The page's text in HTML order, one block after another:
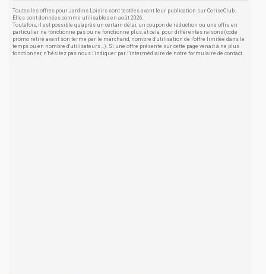
Toutes les offres pour Jardins Loisirs sont testées avant leur publication sur CeriseClub.
Elles sont données comme utilisables en août 2026.
Toutefois, il est possible qu'après un certain délai, un coupon de réduction ou une offre en
particulier ne fonctionne pas ou ne fonctionne plus, et cela, pour différentes raisons (code
promo retiré avant son terme par le marchand, nombre d'utilisation de l'offre limitée dans le
temps ou en nombre d'utilisateurs...). Si une offre présente sur cette page venait à ne plus
fonctionner, n'hésitez pas nous l'indiquer par l'intermédiaire de notre formulaire de contact.